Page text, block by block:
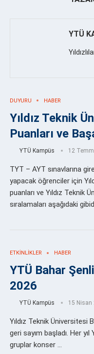
YTÜ
DUYURU HABER
Yıldız Teknik
Puanları ve
YTÜ Kampüs 12
TYT – AYT sınavlarına
yapacak öğrenciler için
puanları ve Yıldız Teknik
sıralamaları aşağıdaki
ETKINLIKLER HABER
YTÜ Bahar
2026
YTÜ Kampüs 15 Nisan
Yıldız Teknik Üniversitesi
geri sayım başladı. Her
gruplar konser …